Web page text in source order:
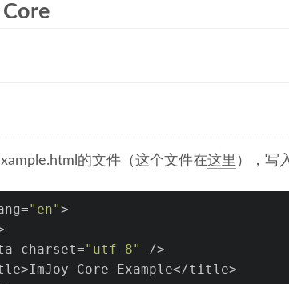
的文件（这个文件在这里 ），写
"en">
charset=
"utf-8"
/>
Core Example</title>